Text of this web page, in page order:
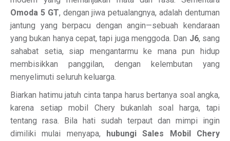
Omoda 5 GT, dengan jiwa petualangnya, adalah dentuman
jantung yang berpacu dengan angin—sebuah kendaraan
yang bukan hanya cepat, tapi juga menggoda. Dan J6, sang
sahabat setia, siap mengantarmu ke mana pun hidup
membisikkan panggilan, dengan kelembutan yang
menyelimuti seluruh keluarga.
Biarkan hatimu jatuh cinta tanpa harus bertanya soal angka,
karena setiap mobil Chery bukanlah soal harga, tapi
tentang rasa. Bila hati sudah terpaut dan mimpi ingin
dimiliki mulai menyapa, hubungi Sales Mobil Chery